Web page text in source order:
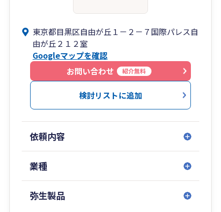
東京都目黒区自由が丘１－２－７国際パレス自
由が丘２１２室
Googleマップを確認
お問い合わせ
紹介無料
検討リストに追加
依頼内容
業種
弥生製品